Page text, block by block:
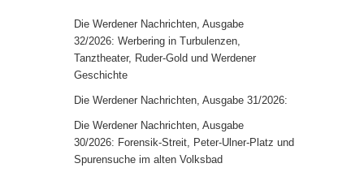
Die Werdener Nachrichten, Ausgabe
32/2026: Werbering in Turbulenzen,
Tanztheater, Ruder-Gold und Werdener
Geschichte
Die Werdener Nachrichten, Ausgabe 31/2026:
Die Werdener Nachrichten, Ausgabe
30/2026: Forensik-Streit, Peter-Ulner-Platz und
Spurensuche im alten Volksbad